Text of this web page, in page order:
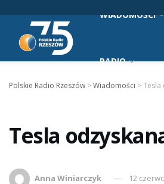
WIADOMOŚCI
RADIO
Polskie Radio Rzeszów >Wiadomości >Tesla
Tesla
Anna Winiarczyk 12